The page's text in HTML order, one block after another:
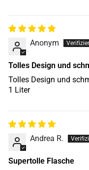
Anonym
Tolles Design und
Tolles Design und
1 Liter
Andrea R.
Supertolle Flasche